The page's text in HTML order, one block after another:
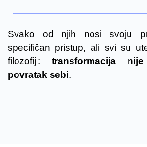
Svako od njih nosi svoju
specifičan pristup, ali svi su
filozofiji:transformacija
povratak sebi.